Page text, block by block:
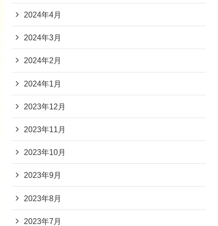
2024年4月
2024年3月
2024年2月
2024年1月
2023年12月
2023年11月
2023年10月
2023年9月
2023年8月
2023年7月